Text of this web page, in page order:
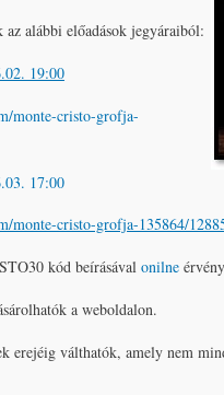
alábbi előadások jegyáraiból:
19:00
monte-cristo-grofja-
17:00
monte-cristo-grofja-135864/
kód beírásával onilne
a weboldalon.
erejéig válthatók, amely nem